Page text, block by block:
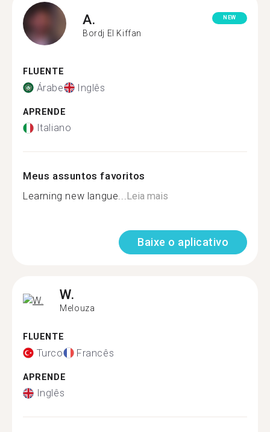
A.
Bordj El Kiffan
NEW
FLUENTE
Árabe Inglês
APRENDE
Italiano
Meus assuntos favoritos
Learning new langue...Leia mais
Baixe o aplicativo
W.
Melouza
FLUENTE
Turco Francês
APRENDE
Inglês